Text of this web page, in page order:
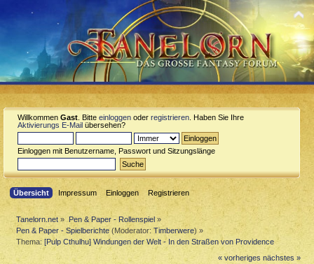
Willkommen Gast . Bitte einloggen oder registrieren . Haben Sie Ihre
Aktivierungs E-Mail übersehen?
Einloggen mit Benutzername, Passwort und Sitzungslänge
Übersicht Impressum Einloggen Registrieren
Tanelorn.net » Pen & Paper - Rollenspiel»
Pen & Paper - Spielberichte (Moderator:Timberwere) »
Thema:[Pulp Cthulhu] Windungen der Welt - In den Straßen von Providence
« vorheriges nächstes »